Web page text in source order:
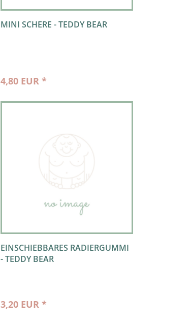
MINI SCHERE - TEDDY BEAR
4,80 EUR *
EINSCHIEBBARES RADIERGUMMI
- TEDDY BEAR
3,20 EUR *